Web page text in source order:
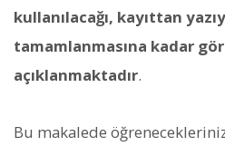
kullanılacağı, kayıttan
tamamlanmasına kadar
açıklanmaktadır.
Bu makalede